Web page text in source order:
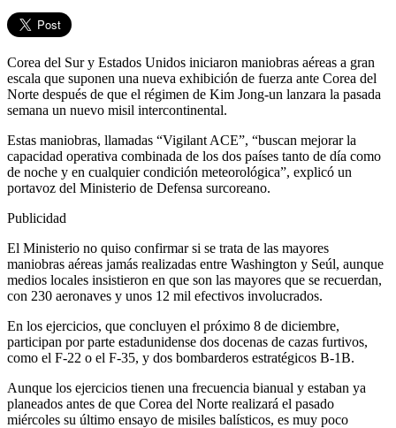
Corea del Sur y Estados Unidos iniciaron maniobras aéreas a gran
escala que suponen una nueva exhibición de fuerza ante Corea del
Norte después de que el régimen de Kim Jong-un lanzara la pasada
semana un nuevo misil intercontinental.
Estas maniobras, llamadas “Vigilant ACE”, “buscan mejorar la
capacidad operativa combinada de los dos países tanto de día como
de noche y en cualquier condición meteorológica”, explicó un
portavoz del Ministerio de Defensa surcoreano.
Publicidad
El Ministerio no quiso confirmar si se trata de las mayores
maniobras aéreas jamás realizadas entre Washington y Seúl, aunque
medios locales insistieron en que son las mayores que se recuerdan,
con 230 aeronaves y unos 12 mil efectivos involucrados.
En los ejercicios, que concluyen el próximo 8 de diciembre,
participan por parte estadunidense dos docenas de cazas furtivos,
como el F-22 o el F-35, y dos bombarderos estratégicos B-1B.
Aunque los ejercicios tienen una frecuencia bianual y estaban ya
planeados antes de que Corea del Norte realizará el pasado
miércoles su último ensayo de misiles balísticos, es muy poco